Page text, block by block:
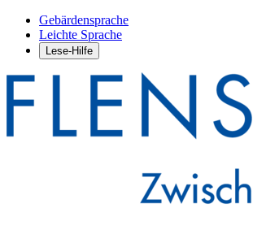
Gebärdensprache
Leichte Sprache
Lese-Hilfe